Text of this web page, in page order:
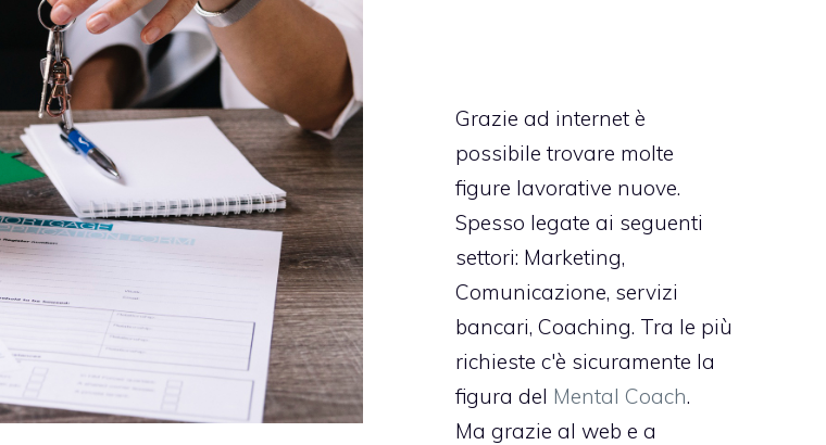
Grazie ad internet è
possibile trovare molte
figure lavorative nuove.
Spesso legate ai seguenti
settori: Marketing,
Comunicazione, servizi
bancari, Coaching. Tra le più
richieste c'è sicuramente la
figura del Mental Coach.
Ma grazie al web e a